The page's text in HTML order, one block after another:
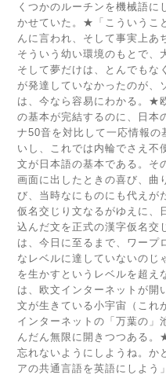
くつかのルーチンを機械語に
かせていた。★「こういうこ
んに言われ、そして事実上あ
そういう幼い環境のもとで、
そして夢だけは、とんでも
が発達していなかったのが、
は、今なら容易にわかる。★
の基本が完結するのに、日本
ナ50音を対比して一応情報の
いし、これでは内輪でさえ不
文が日本語の基本である。そ
画面に出したときの喜び、曲
び、当時なにものにも代えが
仮名交じり文なるがゆえに、
込んだ文を正式の漢字仮名交
は、今日に至るまで、ワープ
なレベルに達していないのじ
を生かすというレベルを超
は、欧文インターネットが開
文が生きている小宇宙（これ
インターネットの「万葉の」
んだん無限に開きつつある。
忘れないようにしようね。か
アの共通言語を英語にしよう